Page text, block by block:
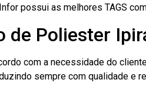
possui as melhores TAGS
de Poliester
com a necessidade do
sempre com qualidade e